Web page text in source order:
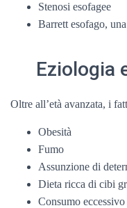
Stenosi esofagee
Barrett esofago,
Eziologia
Oltre all’età avanzata, i
Obesità
Fumo
Assunzione di
Dieta ricca di cibi
Consumo